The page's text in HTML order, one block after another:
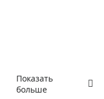
Показать
больше